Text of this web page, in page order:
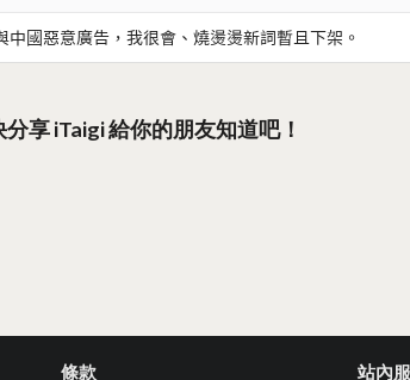
國惡意廣告，我很會、燒燙燙新詞暫且下架。
分享 iTaigi 給你的朋友知道吧！
條款 站內